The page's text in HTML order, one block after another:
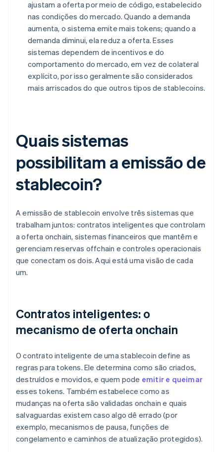
ajustam a oferta por meio de código, estabelecido
nas condições do mercado. Quando a demanda
aumenta, o sistema emite mais tokens; quando a
demanda diminui, ela reduz a oferta. Esses
sistemas dependem de incentivos e do
comportamento do mercado, em vez de colateral
explícito, por isso geralmente são considerados
mais arriscados do que outros tipos de stablecoins.
Quais sistemas
possibilitam a emissão de
stablecoin?
A emissão de stablecoin envolve três sistemas que
trabalham juntos: contratos inteligentes que controlam
a oferta onchain, sistemas financeiros que mantêm e
gerenciam reservas offchain e controles operacionais
que conectam os dois. Aqui está uma visão de cada
um.
Contratos inteligentes: o
mecanismo de oferta onchain
O contrato inteligente de uma stablecoin define as
regras para tokens. Ele determina como são criados,
destruídos e movidos, e quem pode emitir e queimar
esses tokens. Também estabelece como as
mudanças na oferta são validadas onchain e quais
salvaguardas existem caso algo dê errado (por
exemplo, mecanismos de pausa, funções de
congelamento e caminhos de atualização protegidos).